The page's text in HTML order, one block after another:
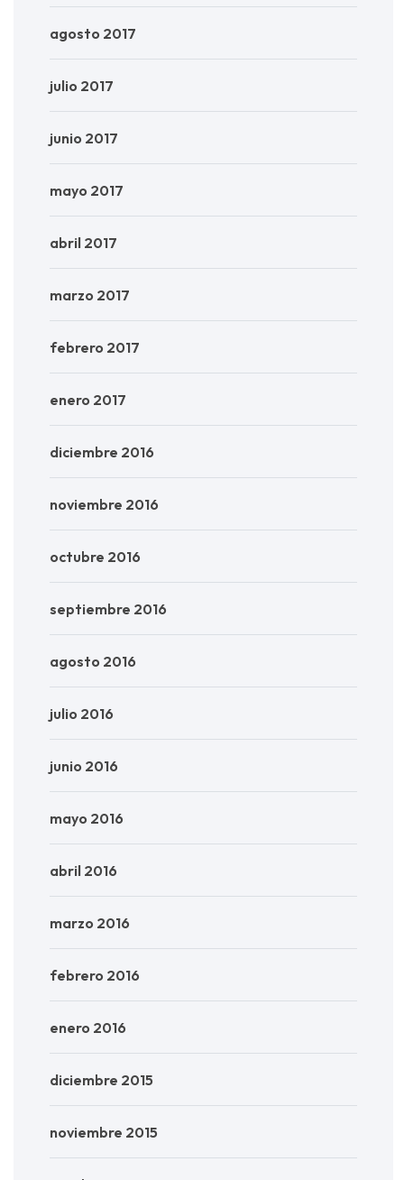
agosto 2017
julio 2017
junio 2017
mayo 2017
abril 2017
marzo 2017
febrero 2017
enero 2017
diciembre 2016
noviembre 2016
octubre 2016
septiembre 2016
agosto 2016
julio 2016
junio 2016
mayo 2016
abril 2016
marzo 2016
febrero 2016
enero 2016
diciembre 2015
noviembre 2015